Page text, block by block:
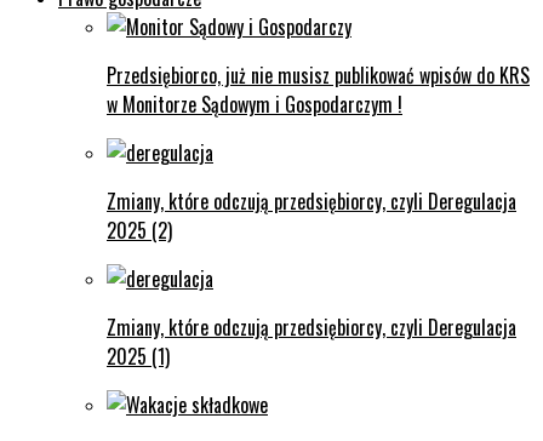
Przedsiębiorco, już nie musisz publikować wpisów do KRS
w Monitorze Sądowym i Gospodarczym !
Zmiany, które odczują przedsiębiorcy, czyli Deregulacja
2025 (2)
Zmiany, które odczują przedsiębiorcy, czyli Deregulacja
2025 (1)